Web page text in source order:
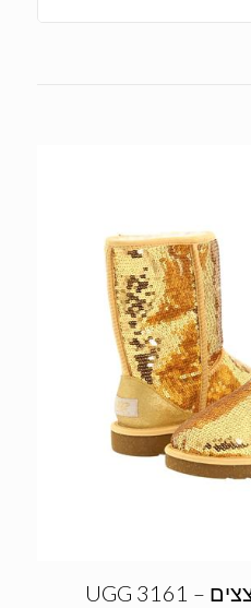
מגפי האגג דגם נוצצים – UGG 3161